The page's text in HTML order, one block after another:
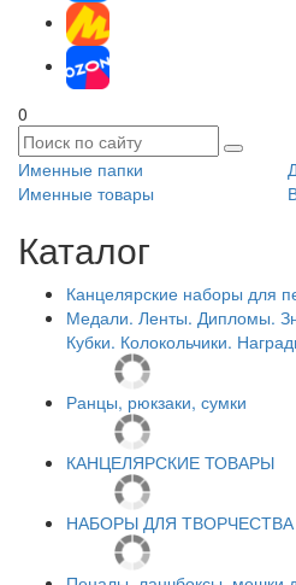
0
Именные папки
Именные товары
Каталог
Канцелярские наборы для
Медали. Ленты. Дипломы.
Кубки. Колокольчики.
Ранцы, рюкзаки, сумки
КАНЦЕЛЯРСКИЕ ТОВАРЫ
НАБОРЫ ДЛЯ ТВОРЧЕСТВА